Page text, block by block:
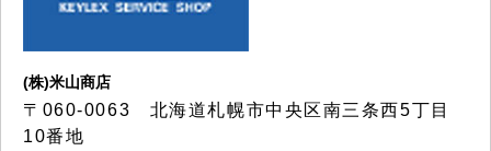
(株)米山商店
〒060-0063 北海道札幌市中央区南三条西5丁目
10番地